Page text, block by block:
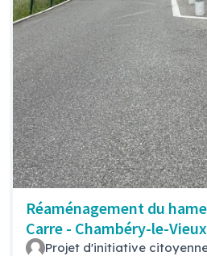
Réaménagement du
Carre - Chambéry-le-Vieux
Projet d'initiative